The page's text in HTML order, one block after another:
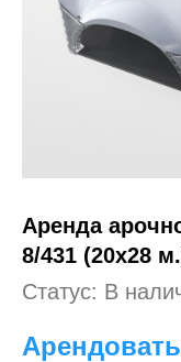
Аренда
8/431 (20х28
Статус: В